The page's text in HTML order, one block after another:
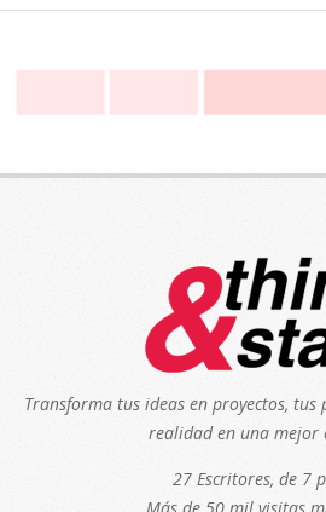
Transforma tus ideas en proyectos,
realidad en una mejor
27 Escritores, de 7
Más de 50 mil visitas